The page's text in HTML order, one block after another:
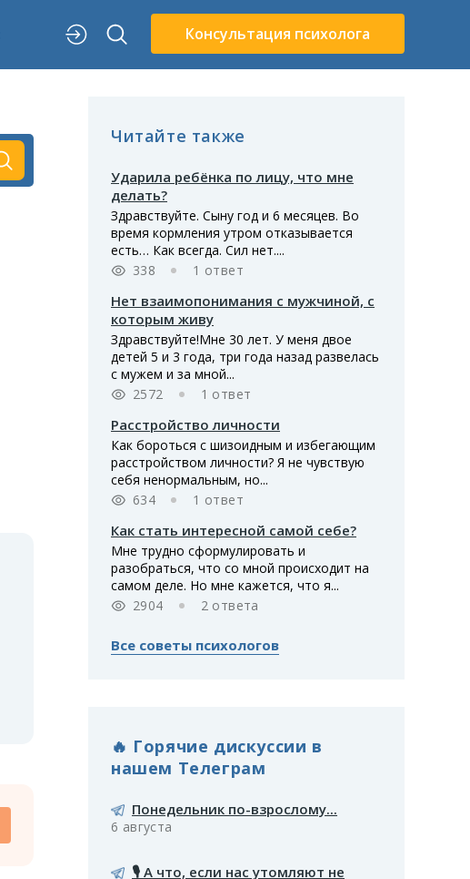
Консультация психолога
Читайте также
Ударила ребёнка по лицу, что мне
делать?
Здравствуйте. Сыну год и 6 месяцев. Во
время кормления утром отказывается
есть… Как всегда. Сил нет....
338
1 ответ
Нет взаимопонимания с мужчиной, с
которым живу
Здравствуйте!Мне 30 лет. У меня двое
детей 5 и 3 года, три года назад развелась
с мужем и за мной...
2572
1 ответ
Расстройство личности
Как бороться с шизоидным и избегающим
расстройством личности? Я не чувствую
себя ненормальным, но...
634
1 ответ
Как стать интересной самой себе?
Мне трудно сформулировать и
разобраться, что со мной происходит на
самом деле. Но мне кажется, что я...
2904
2 ответа
Все советы психологов
🔥 Горячие дискуссии в
нашем Телеграм
Понедельник по-взрослому...
6 августа
🎙️ А что, если нас утомляют не